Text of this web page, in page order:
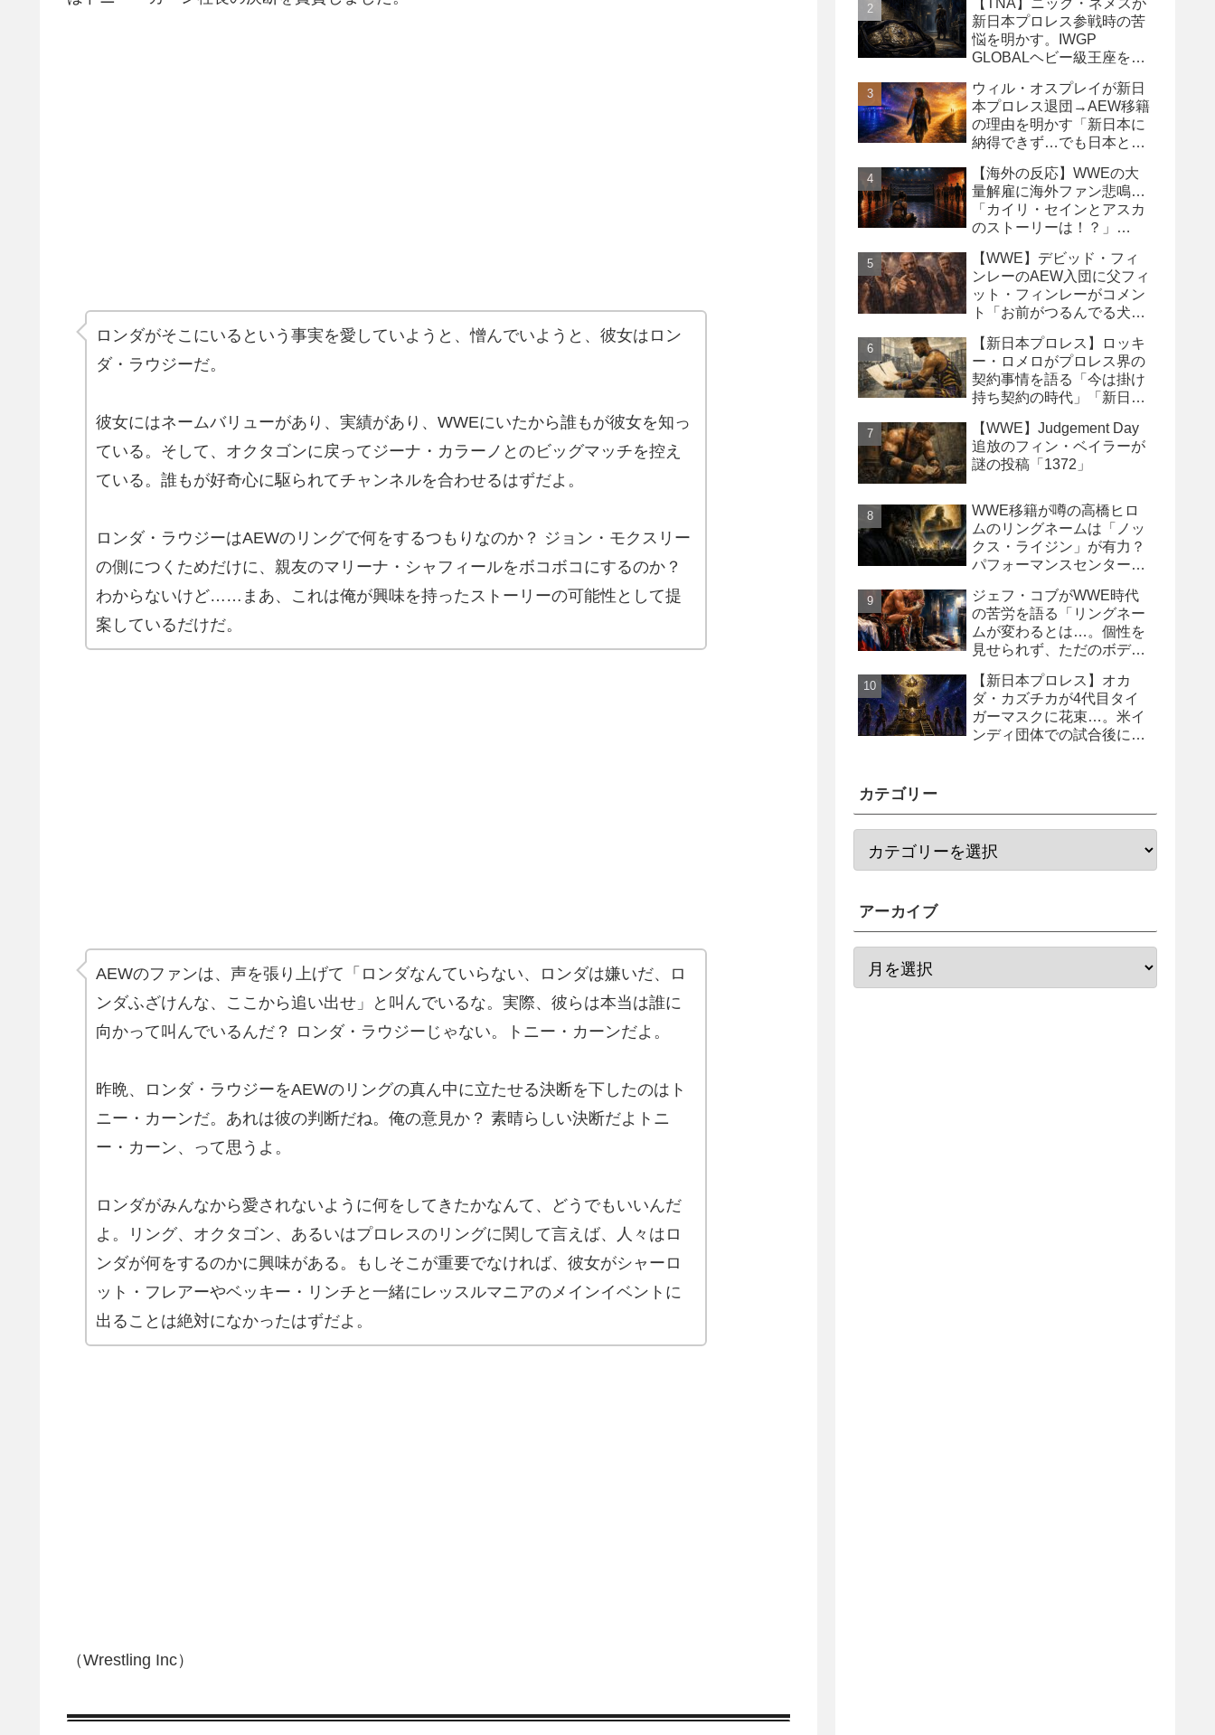
ロンダがそこにいるという事実を愛していようと、憎んでいようと、彼女はロン
ダ・ラウジーだ。
彼女にはネームバリューがあり、実績があり、WWEにいたから誰もが彼女を知っ
ている。そして、オクタゴンに戻ってジーナ・カラーノとのビッグマッチを控え
ている。誰もが好奇心に駆られてチャンネルを合わせるはずだよ。
ロンダ・ラウジーはAEWのリングで何をするつもりなのか？ ジョン・モクスリー
の側につくためだけに、親友のマリーナ・シャフィールをボコボコにするのか？
わからないけど……まあ、これは俺が興味を持ったストーリーの可能性として提
案しているだけだ。
AEWのファンは、声を張り上げて「ロンダなんていらない、ロンダは嫌いだ、ロ
ンダふざけんな、ここから追い出せ」と叫んでいるな。実際、彼らは本当は誰に
向かって叫んでいるんだ？ ロンダ・ラウジーじゃない。トニー・カーンだよ。
昨晩、ロンダ・ラウジーをAEWのリングの真ん中に立たせる決断を下したのはト
ニー・カーンだ。あれは彼の判断だね。俺の意見か？ 素晴らしい決断だよトニ
ー・カーン、って思うよ。
ロンダがみんなから愛されないように何をしてきたかなんて、どうでもいいんだ
よ。リング、オクタゴン、あるいはプロレスのリングに関して言えば、人々はロ
ンダが何をするのかに興味がある。もしそこが重要でなければ、彼女がシャーロ
ット・フレアーやベッキー・リンチと一緒にレッスルマニアのメインイベントに
出ることは絶対になかったはずだよ。
（Wrestling Inc）
【TNA】ニック・ネメスが
新日本プロレス参戦時の苦
悩を明かす。IWGP
GLOBALヘビー級王座を
挫
ウィル・オスプレイが新日
本プロレス退団→AEW移籍
の理由を明かす「新日本に
納得できず…でも日本との
【海外の反応】WWEの大
量解雇に海外ファン悲鳴…
「カイリ・セインとアスカ
のストーリーは！？」
の犠牲になった」
【WWE】デビッド・フィ
ンレーのAEW入団に父フィ
ット・フィンレーがコメン
ト「お前がつるんでる犬連
【新日本プロレス】ロッキ
ー・ロメロがプロレス界の
契約事情を語る「今は掛け
持ち契約の時代」「新日本
るべき」
【WWE】Judgement Day
追放のフィン・ベイラーが
謎の投稿「1372」
WWE移籍が噂の高橋ヒロ
ムのリングネームは「ノッ
クス・ライジン」が有力？
パフォーマンスセンター入
ジェフ・コブがWWE時代
の苦労を語る「リングネー
ムが変わるとは…。個性を
見せられず、ただのボディ
【新日本プロレス】オカ
ダ・カズチカが4代目タイ
ガーマスクに花束…。米イ
ンディ団体での試合後にサ
カテゴリー
アーカイブ